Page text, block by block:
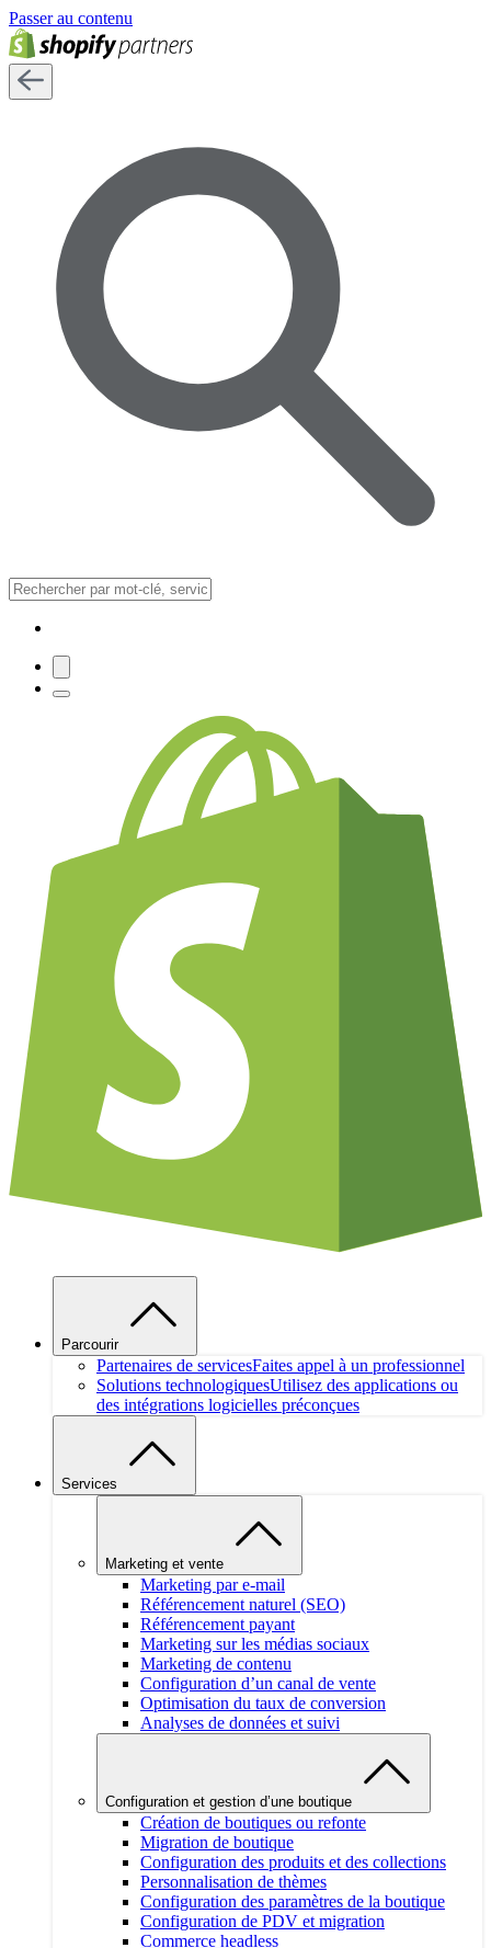
Passer au contenu
Parcourir
Partenaires de servicesFaites appel à un professionnel
Solutions technologiquesUtilisez des applications ou
des intégrations logicielles préconçues
Services
Marketing et vente
Marketing par e-mail
Référencement naturel (SEO)
Référencement payant
Marketing sur les médias sociaux
Marketing de contenu
Configuration d’un canal de vente
Optimisation du taux de conversion
Analyses de données et suivi
Configuration et gestion d’une boutique
Création de boutiques ou refonte
Migration de boutique
Configuration des produits et des collections
Personnalisation de thèmes
Configuration des paramètres de la boutique
Configuration de PDV et migration
Commerce headless